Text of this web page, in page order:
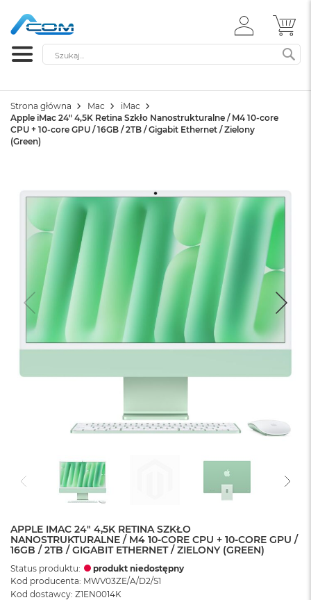
ZALOGUJ
SIĘ
Szukaj
Strona główna Mac
iMac
Apple iMac 24" 4,5K Retina Szkło Nanostrukturalne / M4 10-core
CPU + 10-core GPU / 16GB / 2TB / Gigabit Ethernet / Zielony
(Green)
APPLE IMAC 24" 4,5K RETINA SZKŁO
NANOSTRUKTURALNE / M4 10-CORE CPU + 10-CORE GPU /
16GB / 2TB / GIGABIT ETHERNET / ZIELONY (GREEN)
Status produktu:
produkt niedostępny
Kod producenta: MWV03ZE/A/D2/S1
Kod dostawcy: Z1EN0014K